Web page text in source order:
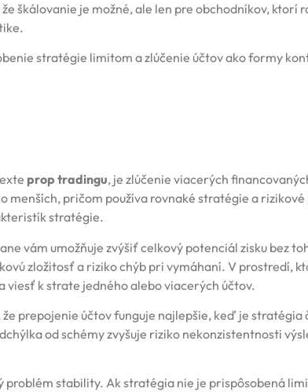
škálovanie je možné, ale len pre obchodníkov, ktorí
stratégie limitom a zlúčenie účtov ako formy
prop tradingu, je zlúčenie viacerých
menších, pričom používa rovnaké stratégie a
stratégie.
vám umožňuje zvýšiť celkový potenciál zisku bez
zložitosť a riziko chýb pri vymáhaní. V prostredí,
viesť k strate jedného alebo viacerých účtov.
prepojenie účtov funguje najlepšie, keď je stratégia
od schémy zvyšuje riziko nekonzistentnosti
stability. Ak stratégia nie je prispôsobená